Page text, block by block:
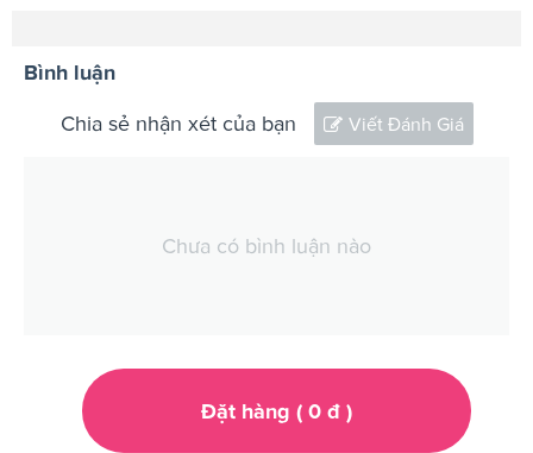
Bình luận
Chia sẻ nhận xét của bạn Viết Đánh Giá
Chưa có bình luận nào
Đặt hàng ( 0đ )